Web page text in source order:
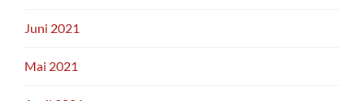
Juni 2021
Mai 2021